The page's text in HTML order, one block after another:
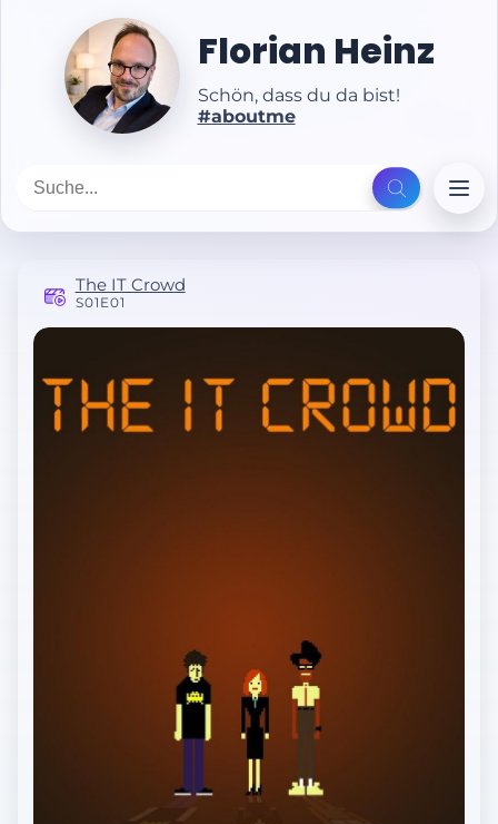
Florian Heinz
Schön, dass du da bist!
#aboutme
The IT Crowd
S01E01